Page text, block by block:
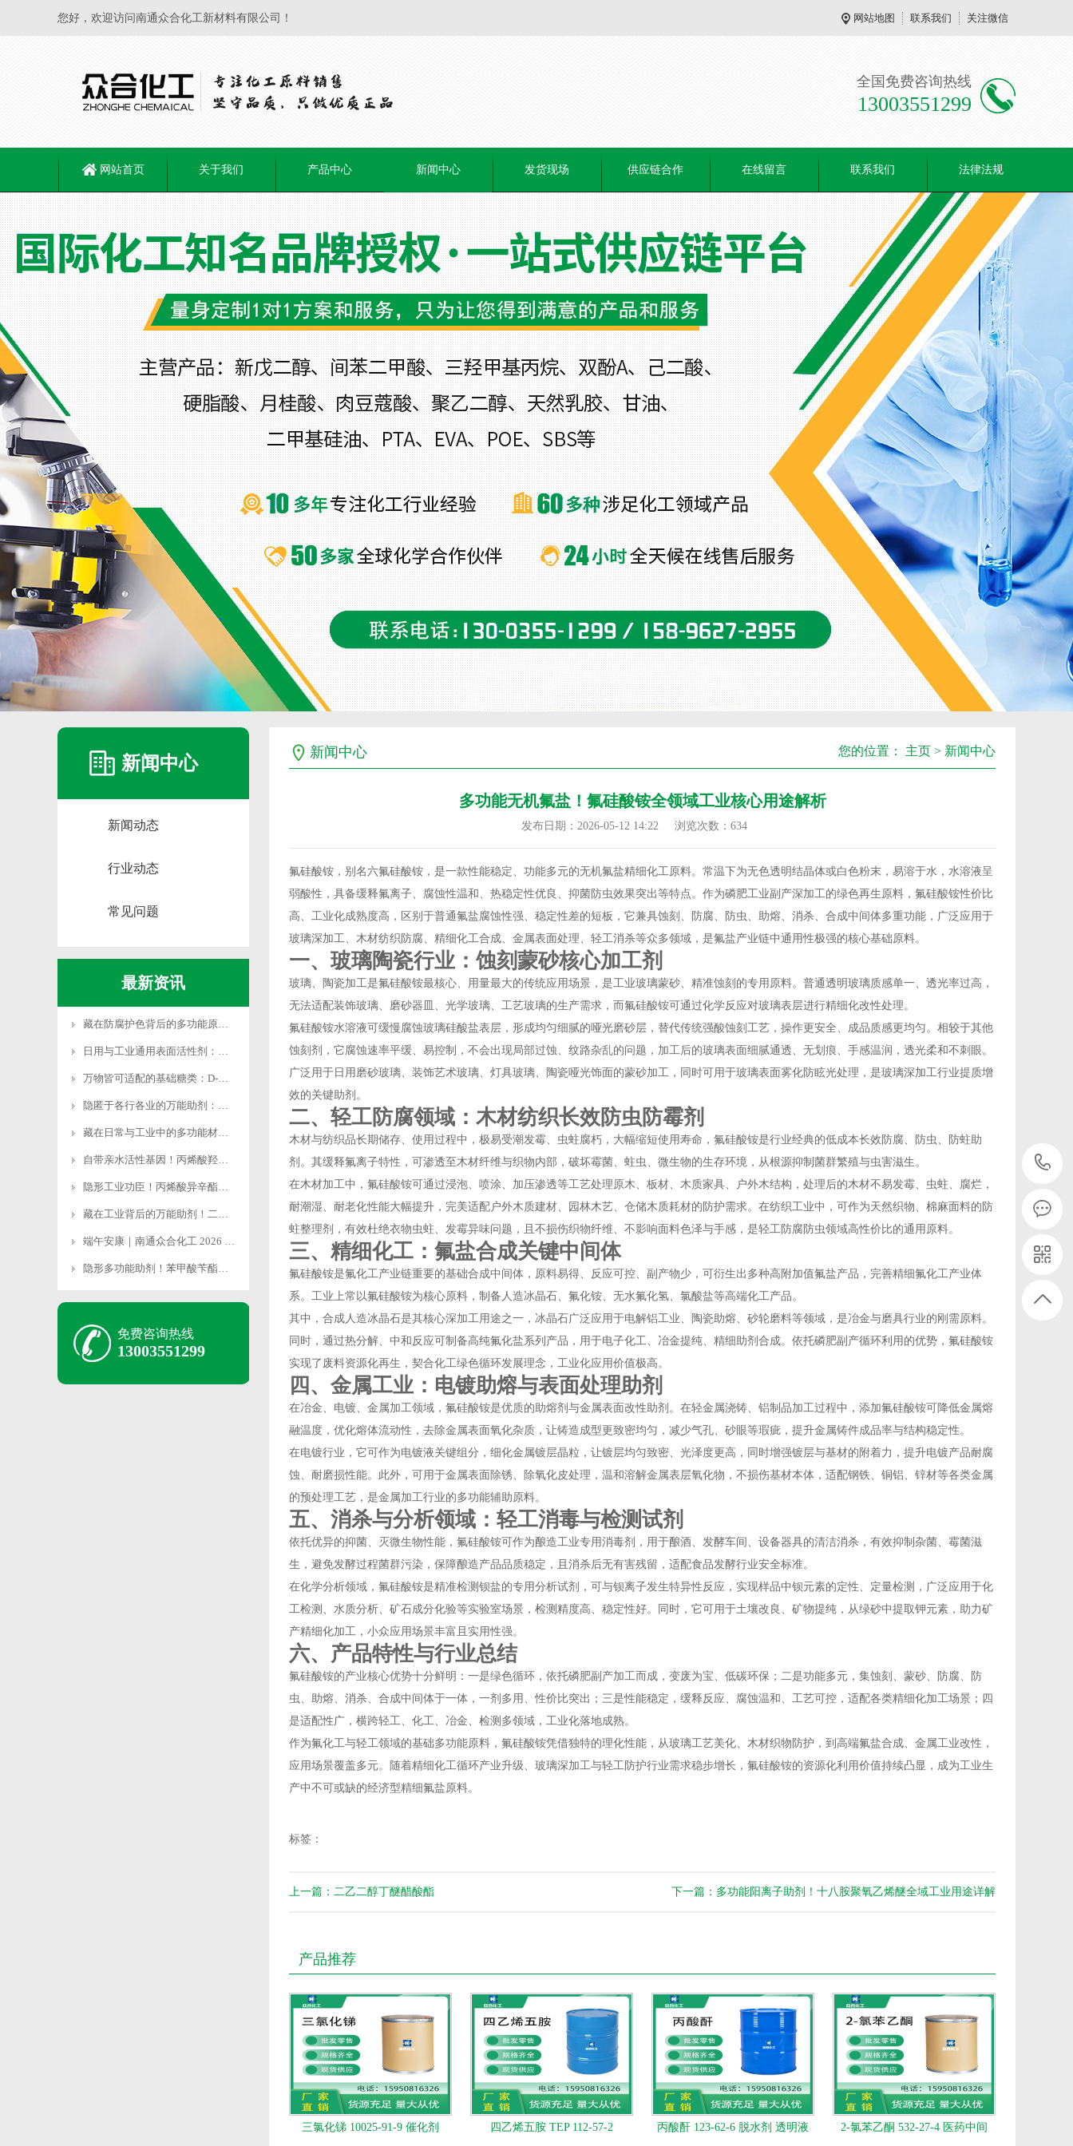
您好，欢迎访问南通众合化工新材料有限公司！ 网站地图 联系我们 关注微信
全国免费咨询热线
13003551299
网站首页 关于我们 产品中心 新闻中心 发货现场 供应链合作 在线留言 联系我们 法律法规
新闻中心
新闻动态
行业动态
常见问题
最新资讯
藏在防腐护色背后的多功能原料：焦亚硫酸钾全域应用科
日用与工业通用表面活性剂：十二烷基苯磺酸钠应用全解
万物皆可适配的基础糖类：D-无水葡萄糖的多元应用解
隐匿于各行各业的万能助剂：磷酸二氢钠的多维应用价值
藏在日常与工业中的多功能材料：氢氧化铝的多元应用全
自带亲水活性基因！丙烯酸羟乙酯撑起高端化工材料半壁
隐形工业功臣！丙烯酸异辛酯多领域硬核应用全解析
藏在工业背后的万能助剂！二乙二醇多领域核心用途解析
端午安康｜南通众合化工 2026 端午放假安排通知
隐形多功能助剂！苯甲酸苄酯全领域核心工业用途解析
免费咨询热线
13003551299
新闻中心 您的位置： 主页 > 新闻中心
多功能无机氟盐！氟硅酸铵全领域工业核心用途解析
发布日期：2026-05-12 14:22 浏览次数： 634
氟硅酸铵，别名六氟硅酸铵，是一款性能稳定、功能多元的无机氟盐精细化工原料。常温下为无色透明结晶体或白色粉末，易溶于水，水溶液呈
弱酸性，具备缓释氟离子、腐蚀性温和、热稳定性优良、抑菌防虫效果突出等特点。作为磷肥工业副产深加工的绿色再生原料，氟硅酸铵性价比
高、工业化成熟度高，区别于普通氟盐腐蚀性强、稳定性差的短板，它兼具蚀刻、防腐、防虫、助熔、消杀、合成中间体多重功能，广泛应用于
玻璃深加工、木材纺织防腐、精细化工合成、金属表面处理、轻工消杀等众多领域，是氟盐产业链中通用性极强的核心基础原料。
一、玻璃陶瓷行业：蚀刻蒙砂核心加工剂
玻璃、陶瓷加工是氟硅酸铵最核心、用量最大的传统应用场景，是工业玻璃蒙砂、精准蚀刻的专用原料。普通透明玻璃质感单一、透光率过高，
无法适配装饰玻璃、磨砂器皿、光学玻璃、工艺玻璃的生产需求，而氟硅酸铵可通过化学反应对玻璃表层进行精细化改性处理。
氟硅酸铵水溶液可缓慢腐蚀玻璃硅酸盐表层，形成均匀细腻的哑光磨砂层，替代传统强酸蚀刻工艺，操作更安全、成品质感更均匀。相较于其他
蚀刻剂，它腐蚀速率平缓、易控制，不会出现局部过蚀、纹路杂乱的问题，加工后的玻璃表面细腻通透、无划痕、手感温润，透光柔和不刺眼。
广泛用于日用磨砂玻璃、装饰艺术玻璃、灯具玻璃、陶瓷哑光饰面的蒙砂加工，同时可用于玻璃表面雾化防眩光处理，是玻璃深加工行业提质增
效的关键助剂。
二、轻工防腐领域：木材纺织长效防虫防霉剂
木材与纺织品长期储存、使用过程中，极易受潮发霉、虫蛀腐朽，大幅缩短使用寿命，氟硅酸铵是行业经典的低成本长效防腐、防虫、防蛀助
剂。其缓释氟离子特性，可渗透至木材纤维与织物内部，破坏霉菌、蛀虫、微生物的生存环境，从根源抑制菌群繁殖与虫害滋生。
在木材加工中，氟硅酸铵可通过浸泡、喷涂、加压渗透等工艺处理原木、板材、木质家具、户外木结构，处理后的木材不易发霉、虫蛀、腐烂，
耐潮湿、耐老化性能大幅提升，完美适配户外木质建材、园林木艺、仓储木质耗材的防护需求。在纺织工业中，可作为天然织物、棉麻面料的防
蛀整理剂，有效杜绝衣物虫蛀、发霉异味问题，且不损伤织物纤维、不影响面料色泽与手感，是轻工防腐防虫领域高性价比的通用原料。
三、精细化工：氟盐合成关键中间体
氟硅酸铵是氟化工产业链重要的基础合成中间体，原料易得、反应可控、副产物少，可衍生出多种高附加值氟盐产品，完善精细氟化工产业体
系。工业上常以氟硅酸铵为核心原料，制备人造冰晶石、氟化铵、无水氟化氢、氯酸盐等高端化工产品。
其中，合成人造冰晶石是其核心深加工用途之一，冰晶石广泛应用于电解铝工业、陶瓷助熔、砂轮磨料等领域，是冶金与磨具行业的刚需原料。
同时，通过热分解、中和反应可制备高纯氟化盐系列产品，用于电子化工、冶金提纯、精细助剂合成。依托磷肥副产循环利用的优势，氟硅酸铵
实现了废料资源化再生，契合化工绿色循环发展理念，工业化应用价值极高。
四、金属工业：电镀助熔与表面处理助剂
在冶金、电镀、金属加工领域，氟硅酸铵是优质的助熔剂与金属表面改性助剂。在轻金属浇铸、铝制品加工过程中，添加氟硅酸铵可降低金属熔
融温度，优化熔体流动性，去除金属表面氧化杂质，让铸造成型更致密均匀，减少气孔、砂眼等瑕疵，提升金属铸件成品率与结构稳定性。
在电镀行业，它可作为电镀液关键组分，细化金属镀层晶粒，让镀层均匀致密、光泽度更高，同时增强镀层与基材的附着力，提升电镀产品耐腐
蚀、耐磨损性能。此外，可用于金属表面除锈、除氧化皮处理，温和溶解金属表层氧化物，不损伤基材本体，适配钢铁、铜铝、锌材等各类金属
的预处理工艺，是金属加工行业的多功能辅助原料。
五、消杀与分析领域：轻工消毒与检测试剂
依托优异的抑菌、灭微生物性能，氟硅酸铵可作为酿造工业专用消毒剂，用于酿酒、发酵车间、设备器具的清洁消杀，有效抑制杂菌、霉菌滋
生，避免发酵过程菌群污染，保障酿造产品品质稳定，且消杀后无有害残留，适配食品发酵行业安全标准。
在化学分析领域，氟硅酸铵是精准检测钡盐的专用分析试剂，可与钡离子发生特异性反应，实现样品中钡元素的定性、定量检测，广泛应用于化
工检测、水质分析、矿石成分化验等实验室场景，检测精度高、稳定性好。同时，它可用于土壤改良、矿物提纯，从绿砂中提取钾元素，助力矿
产精细化加工，小众应用场景丰富且实用性强。
六、产品特性与行业总结
氟硅酸铵的产业核心优势十分鲜明：一是绿色循环，依托磷肥副产加工而成，变废为宝、低碳环保；二是功能多元，集蚀刻、蒙砂、防腐、防
虫、助熔、消杀、合成中间体于一体，一剂多用、性价比突出；三是性能稳定，缓释反应、腐蚀温和、工艺可控，适配各类精细化加工场景；四
是适配性广，横跨轻工、化工、冶金、检测多领域，工业化落地成熟。
作为氟化工与轻工领域的基础多功能原料，氟硅酸铵凭借独特的理化性能，从玻璃工艺美化、木材织物防护，到高端氟盐合成、金属工业改性，
应用场景覆盖多元。随着精细化工循环产业升级、玻璃深加工与轻工防护行业需求稳步增长，氟硅酸铵的资源化利用价值持续凸显，成为工业生
产中不可或缺的经济型精细氟盐原料。
标签：
上一篇：二乙二醇丁醚醋酸酯 下一篇：多功能阳离子助剂！十八胺聚氧乙烯醚全域工业用途详解
产品推荐
三氯化锑 10025-91-9 催化剂 四乙烯五胺 TEP 112-57-2 丙酸酐 123-62-6 脱水剂 透明液 2-氯苯乙酮 532-27-4 医药中间